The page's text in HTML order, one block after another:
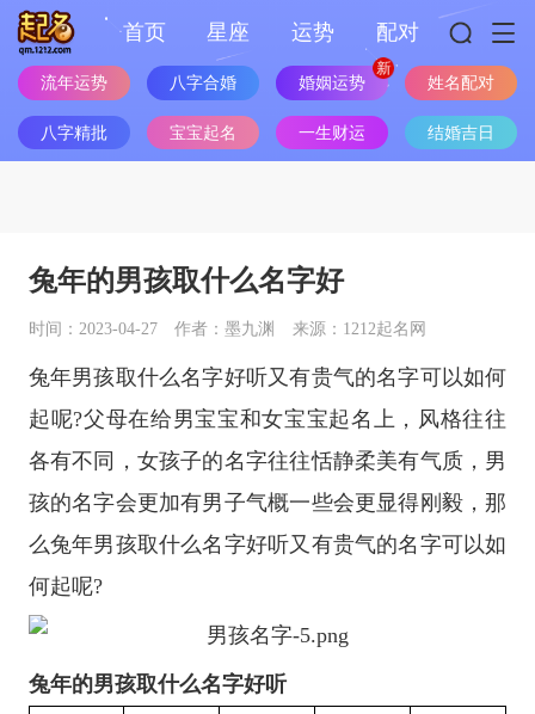
首页 星座 运势 配对
流年运势 八字合婚 婚姻运势 姓名配对
八字精批 宝宝起名 一生财运 结婚吉日
兔年的男孩取什么名字好
时间：2023-04-27 作者：墨九渊 来源：1212起名网
兔年男孩取什么名字好听又有贵气的名字可以如何
起呢?父母在给男宝宝和女宝宝起名上，风格往往
各有不同，女孩子的名字往往恬静柔美有气质，男
孩的名字会更加有男子气概一些会更显得刚毅，那
么兔年男孩取什么名字好听又有贵气的名字可以如
何起呢?
兔年的男孩取什么名字好听